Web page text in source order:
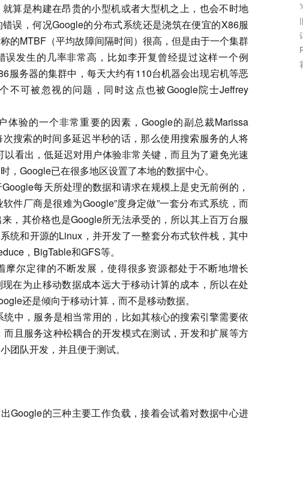
算是构建在昂贵的小型机或者大型机之上，也会不时地
误，何况Google的分布式系统还是浇筑在便宜的X86服
的MTBF（平均故障间隔时间）很高，但是由于一个集群
误发生的几率非常高，比如李开复曾经提过这样一个例
服务器的集群中，每天大约有110台机器会出现宕机等恶
不可被忽视的问题，同时这点也被Google院士Jeffrey
体验的一个非常重要的因素，Google的副总裁Marissa
次搜索的时间多延迟半秒的话，那么使用搜索服务的人将
以看出，低延迟对用户体验非常关键，而且为了避免光速
，Google已在很多地区设置了本地的数据中心。
每天所处理的数据和请求在规模上是史无前例的，
件厂商是很难为Google”度身定做”一套分布式系统，而
，其价格也是Google所无法承受的，所以其上百万台服
统和开源的Linux，并开发了一整套分布式软件栈，其中
，BigTable和GFS等。
摩尔定律的不断发展，使得很多资源都处于不断地增长
在为止移动数据成本远大于移动计算的成本，所以在处
还是倾向于移动计算，而不是移动数据。
中，服务是相当常用的，比如其核心的搜索引擎需要依
且服务这种松耦合的开发模式在测试，开发和扩展等方
团队开发，并且便于测试。
Google的三种主要工作负载，接着会试着对数据中心进